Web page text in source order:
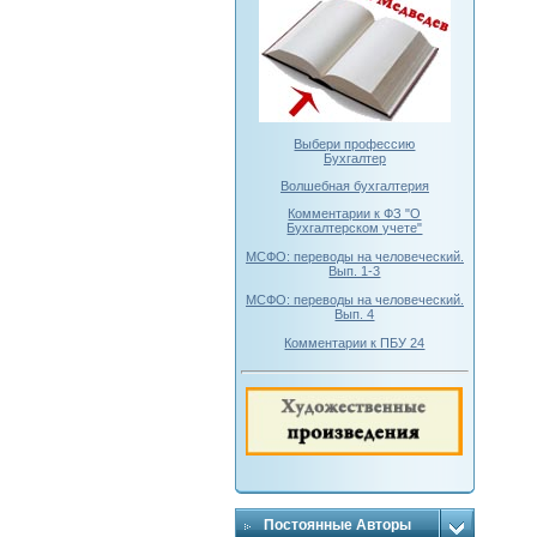
Выбери профессию
Бухгалтер
Волшебная бухгалтерия
Комментарии к ФЗ "О
Бухгалтерском учете"
МСФО: переводы на человеческий.
Вып. 1-3
МСФО: переводы на человеческий.
Вып. 4
Комментарии к ПБУ 24
Постоянные Авторы